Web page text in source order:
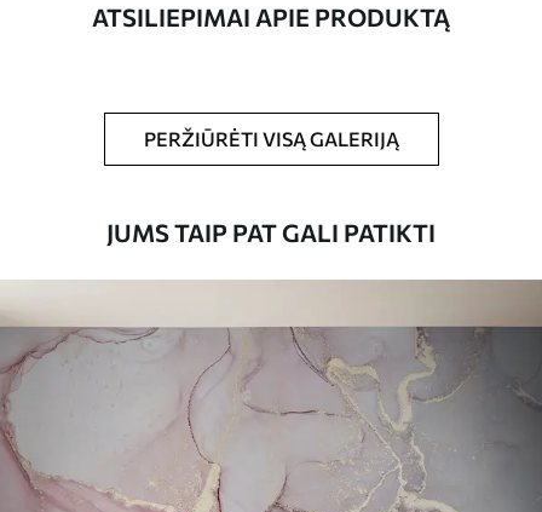
Tapetus galima švelniai valyti minkšta
kempine. Lakuotus tapetus galima valyti
Taikymo būdas Sklandus taikymas
Turimos medžiagos
/m²
Premiumas
ATSILIEPIMAI APIE PRODUKTĄ
PERŽIŪRĖTI VISĄ GALERIJĄ
JUMS TAIP PAT GALI PATIKTI